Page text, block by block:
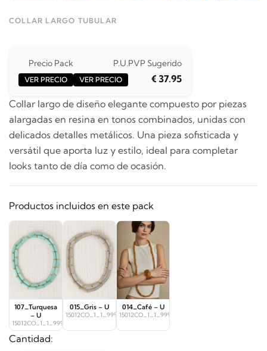
COLLAR LARGO TUBULAR
Precio Pack
VER PRECIO
P.U.
VER PRECIO
PVP Sugerido
€ 37.95
Collar largo de diseño elegante compuesto por piezas
alargadas en resina en tonos combinados, unidas con
delicados detalles metálicos. Una pieza sofisticada y
versátil que aporta luz y estilo, ideal para completar
looks tanto de día como de ocasión.
Productos incluidos en este pack
107_Turquesa
– U
15012CO_1_1_9996
015_Gris – U
15012CO_1_1_9997
014_Café – U
15012CO_1_1_9998
Cantidad: